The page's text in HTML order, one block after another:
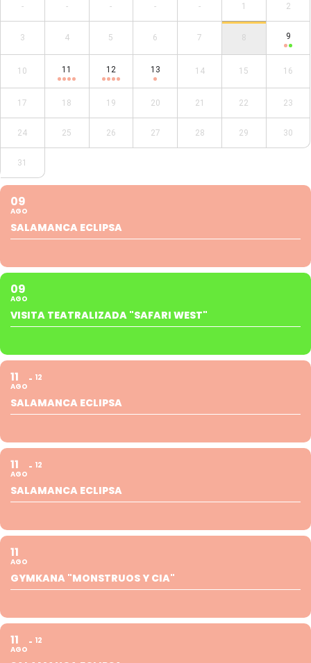
- - - - - 1 2
3 4 5 6 7 8 9
10 11 12 13 14 15 16
17 18 19 20 21 22 23
24 25 26 27 28 29 30
31
09
AGO
SALAMANCA ECLIPSA
09
AGO
VISITA TEATRALIZADA "SAFARI WEST"
11
AGO
12
SALAMANCA ECLIPSA
11
AGO
12
SALAMANCA ECLIPSA
11
AGO
GYMKANA "MONSTRUOS Y CIA"
11
AGO
12